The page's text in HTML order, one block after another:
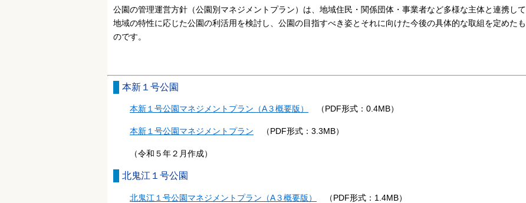
公園の管理運営方針（公園別マネジメントプラン）は、地域住民・関係団体・事業者など多様な主体と連携して
地域の特性に応じた公園の利活用を検討し、公園の目指すべき姿とそれに向けた今後の具体的な取組を定めたも
のです。
本新１号公園
本新１号公園マネジメントプラン（A３概要版） （PDF形式：0.4MB）
本新１号公園マネジメントプラン （PDF形式：3.3MB）
（令和５年２月作成）
北鬼江１号公園
北鬼江１号公園マネジメントプラン（A３概要版） （PDF形式：1.4MB）